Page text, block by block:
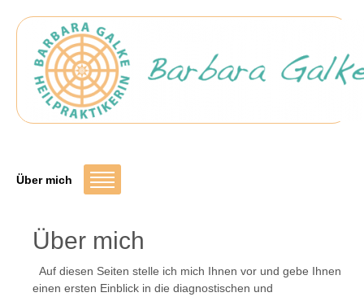
Über mich
Über mich
Auf diesen Seiten stelle ich mich Ihnen vor und gebe Ihnen
einen ersten Einblick in die diagnostischen und